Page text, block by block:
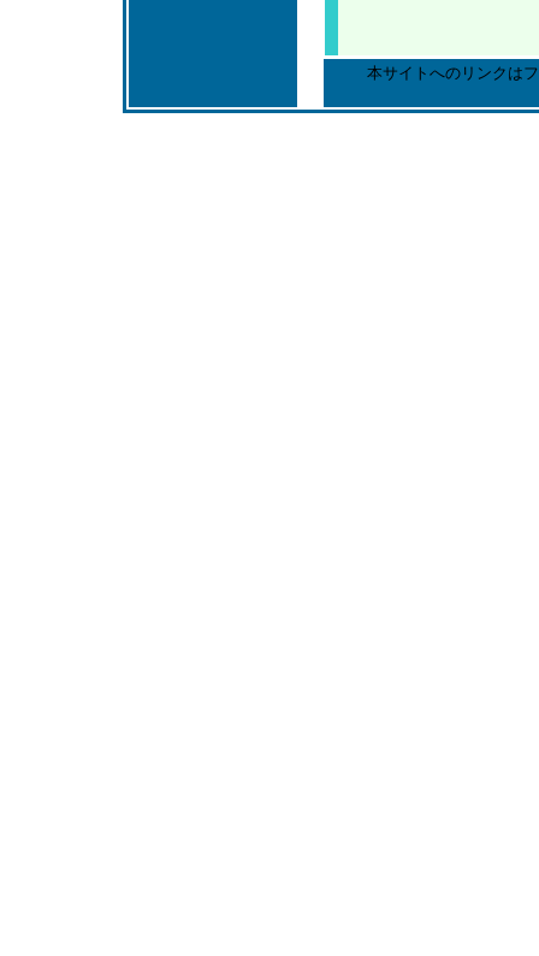
本サイトへのリンクは